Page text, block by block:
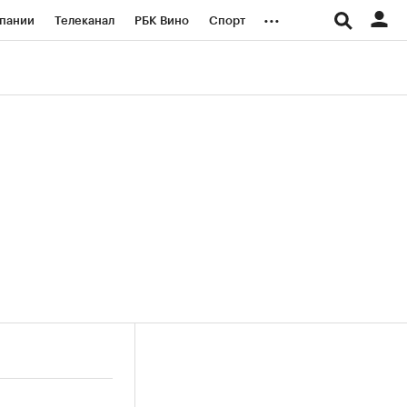
Телеканал РБК Вино Спорт ...